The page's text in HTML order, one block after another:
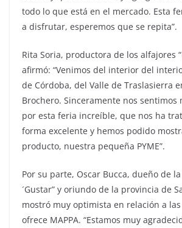
todo lo que está en el mercado. Esta
a disfrutar, esperemos que se repita”.
Rita Soria, productora de los alfajores
afirmó: “Venimos del interior del
de Córdoba, del Valle de Traslasierra
Brochero. Sinceramente nos sentimos
por esta feria increíble, que nos ha
forma excelente y hemos podido
producto, nuestra pequeña PYME”.
Por su parte, Oscar Bucca, dueño de la
´Gustar” y oriundo de la provincia de
mostró muy optimista en relación a
ofrece MAPPA. “Estamos muy